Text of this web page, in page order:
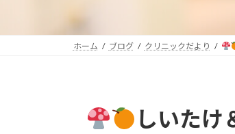
ホーム ブログ クリニックだより
しいたけ